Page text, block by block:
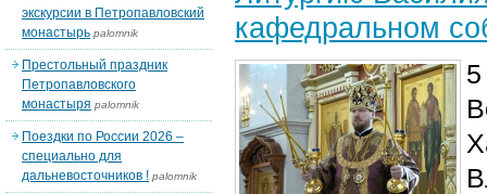
кафедральном
экскурсии в Петропавловский
монастырь palomnik
Престольный праздник
Петропавловского
монастыря palomnik
Поездки по России 2026 –
специально для
дальневосточников ! palomnik